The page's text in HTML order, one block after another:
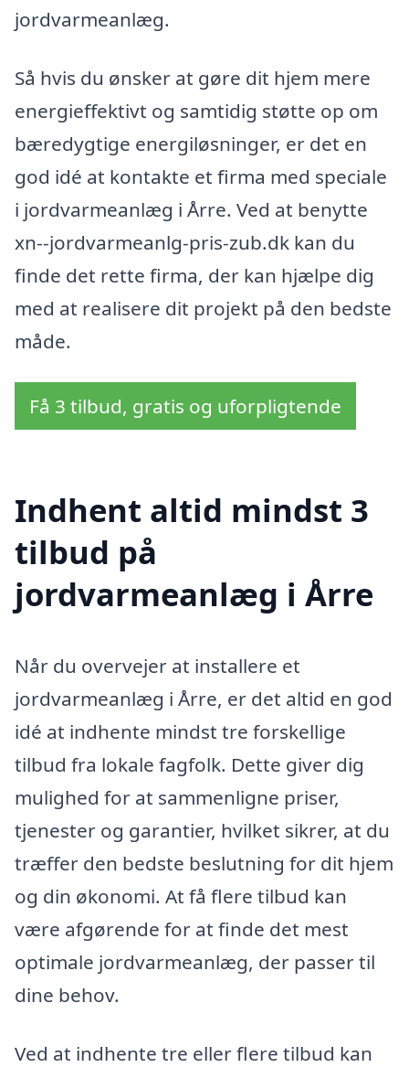
jordvarmeanlæg.
Så hvis du ønsker at gøre dit hjem mere
energieffektivt og samtidig støtte op om
bæredygtige energiløsninger, er det en
god idé at kontakte et firma med speciale
i jordvarmeanlæg i Årre. Ved at benytte
xn--jordvarmeanlg-pris-zub.dk kan du
finde det rette firma, der kan hjælpe dig
med at realisere dit projekt på den bedste
måde.
Få 3 tilbud, gratis og uforpligtende
Indhent altid mindst 3
tilbud på
jordvarmeanlæg i Årre
Når du overvejer at installere et
jordvarmeanlæg i Årre, er det altid en god
idé at indhente mindst tre forskellige
tilbud fra lokale fagfolk. Dette giver dig
mulighed for at sammenligne priser,
tjenester og garantier, hvilket sikrer, at du
træffer den bedste beslutning for dit hjem
og din økonomi. At få flere tilbud kan
være afgørende for at finde det mest
optimale jordvarmeanlæg, der passer til
dine behov.
Ved at indhente tre eller flere tilbud kan